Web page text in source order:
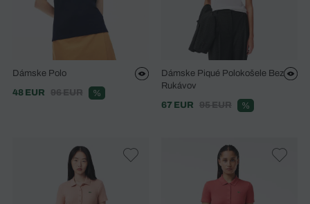
Dámske Polo
48 EUR
96 EUR %
Dámske Piqué Polokošele Bez
Rukávov
67 EUR
95 EUR %